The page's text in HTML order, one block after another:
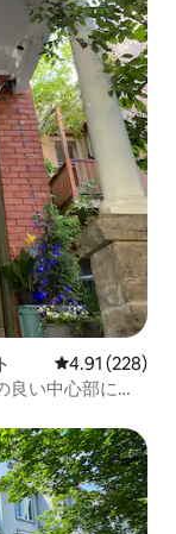
レビュー228
4.91 (228)
い中心部にあ